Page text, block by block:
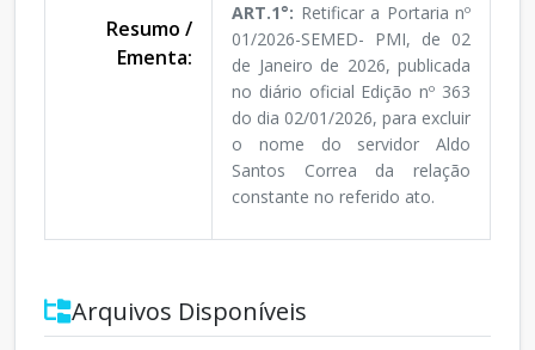
Resumo /
Ementa:
ART.1°: Retificar a Portaria nº
01/2026-SEMED- PMI, de 02
de Janeiro de 2026, publicada
no diário oficial Edição nº 363
do dia 02/01/2026, para excluir
o nome do servidor Aldo
Santos Correa da relação
constante no referido ato.
Arquivos Disponíveis